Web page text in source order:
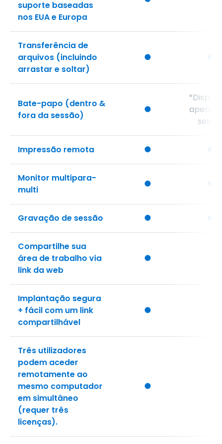
suporte baseadas
nos EUA e Europa
Transferência de
arquivos (incluindo
arrastar e soltar)
Bate-papo (dentro &
fora da sessão)
apenas
Impressão remota
Monitor multipara-
multi
Gravação de sessão
Compartilhe sua
área de trabalho via
link da web
Implantação segura
+ fácil com um link
compartilhável
Três utilizadores
podem aceder
remotamente ao
mesmo computador
em simultâneo
(requer três
licenças).